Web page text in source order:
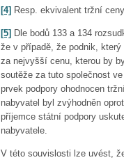
[4] Resp. ekvivalent tržní
[5] Dle bodů 133 a 134
že v případě, že podnik,
za nejvyšší cenu, kterou by
soutěže za tuto společnost
prvek podpory ohodnocen
nabyvatel byl zvýhodněn
příjemce státní podpory
nabyvatele.
V této souvislosti lze uvést,